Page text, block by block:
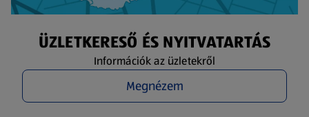
ÜZLETKERESŐ ÉS NYITVATARTÁS
Információk az üzletekről
Megnézem